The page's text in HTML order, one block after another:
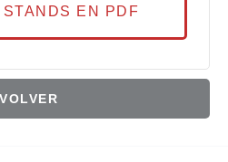
STANDS EN PDF
VOLVER